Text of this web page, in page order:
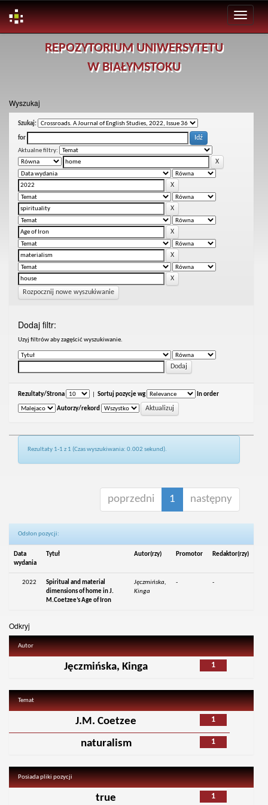
REPOZYTORIUM UNIWERSYTETU
W BIAŁYMSTOKU
Wyszukaj
Szukaj:
for
Aktualne filtry:
Rozpocznij nowe wyszukiwanie
Dodaj filtr:
Uzyj filtrów aby zagęścić wyszukiwanie.
Rezultaty/Strona Sortuj pozycje wg In order
Autorzy/rekord
Rezultaty 1-1 z 1 (Czas wyszukiwania: 0.002 sekund).
poprzedni 1 następny
Odsłon pozycji:
Data
wydania
Tytuł Autor(rzy) Promotor Redaktor(rzy)
2022
Spiritual and material
dimensions of home in J.
M.Coetzee’s Age of Iron
Jęczmińska,
Kinga
- -
Odkryj
Autor
1
Jęczmińska, Kinga
Temat
1
J.M. Coetzee
1
naturalism
Posiada pliki pozycji
1
true